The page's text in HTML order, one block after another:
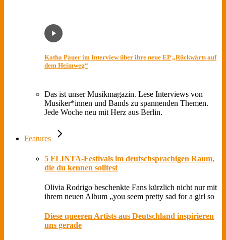
Katha Pauer im Interview über ihre neue EP „Rückwärts auf
dem Heimweg“
Das ist unser Musikmagazin. Lese Interviews von
Musiker*innen und Bands zu spannenden Themen.
Jede Woche neu mit Herz aus Berlin.
Features
5 FLINTA-Festivals im deutschsprachigen Raum,
die du kennen solltest
Olivia Rodrigo beschenkte Fans kürzlich nicht nur mit
ihrem neuen Album „you seem pretty sad for a girl so
Diese queeren Artists aus Deutschland inspirieren
uns gerade